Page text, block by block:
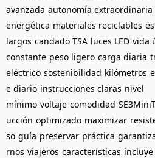
avanzada autonomía extraordinaria
energética materiales reciclables
largos candado TSA luces LED vida
constante peso ligero carga diaria
eléctrico sostenibilidad kilómetros
e diario instrucciones claras nivel
mínimo voltaje comodidad
ucción optimizado maximizar
so guía preservar práctica
rnos viajeros características incluye